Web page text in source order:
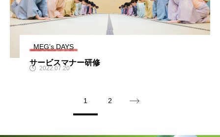
MEG’s DAYS
サービスマナー研修
2022.07.20
1 2